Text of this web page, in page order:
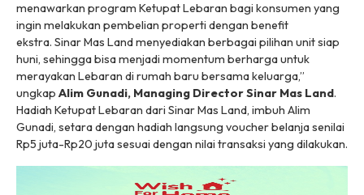
menawarkan program Ketupat Lebaran bagi konsumen yang
ingin melakukan pembelian properti dengan benefit
ekstra. Sinar Mas Land menyediakan berbagai pilihan unit siap
huni, sehingga bisa menjadi momentum berharga untuk
merayakan Lebaran di rumah baru bersama keluarga,”
ungkap Alim Gunadi, Managing Director Sinar Mas Land.
Hadiah Ketupat Lebaran dari Sinar Mas Land, imbuh Alim
Gunadi, setara dengan hadiah langsung voucherbelanja senilai
Rp5 juta-Rp20 juta sesuai dengan nilai transaksi yang dilakukan.